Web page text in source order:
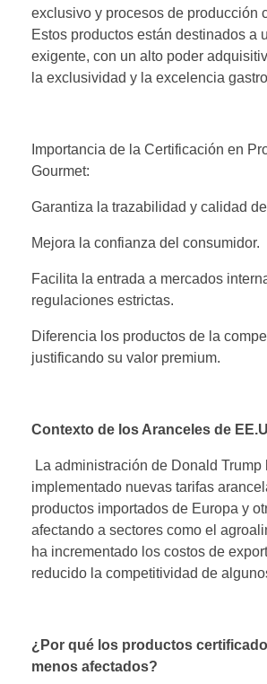
exclusivo y procesos de producción
Estos productos están destinados a
exigente, con un alto poder
la exclusividad y la excelencia
Importancia de la Certificación en
Gourmet:
Garantiza la trazabilidad y calidad
Mejora la confianza del consumidor.
Facilita la entrada a mercados
regulaciones estrictas.
Diferencia los productos de la
justificando su valor premium.
Contexto de los Aranceles de
La administración de Donald Trump
implementado nuevas tarifas
productos importados de Europa y
afectando a sectores como el
ha incrementado los costos de
reducido la competitividad de
¿Por qué los productos
menos afectados?